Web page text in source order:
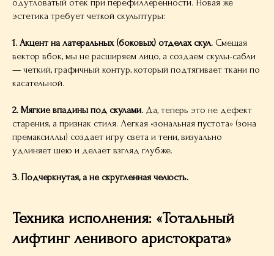
одутловатый отек при перефиллеренности. Новая же
эстетика требует четкой скульптуры:
1. Акцент на латеральных (боковых) отделах скул. Смещая
вектор вбок, мы не расширяем лицо, а создаем скулы-сабли
— четкий, графичный контур, который подтягивает ткани по
касательной.
2. Мягкие впадины под скулами. Да, теперь это не дефект
старения, а признак стиля. Легкая «зональная пустота» (зона
премаксиллы) создает игру света и тени, визуально
удлиняет шею и делает взгляд глубже.
3. Подчеркнутая, а не скругленная челюсть.
Техника исполнения: «Тотальный
лифтинг ленивого аристократа»